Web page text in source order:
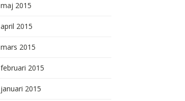
maj 2015
april 2015
mars 2015
februari 2015
januari 2015